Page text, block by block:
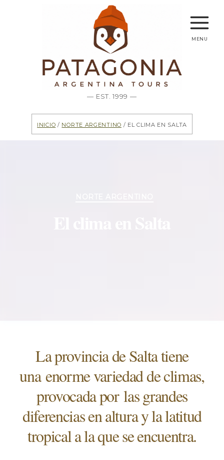
— EST. 1999 —
menu
Inicio / Norte Argentino / El clima en Salta
La provincia de Salta tiene
una enorme variedad de climas,
provocada por las grandes
diferencias en altura y la latitud
tropical a la que se encuentra.